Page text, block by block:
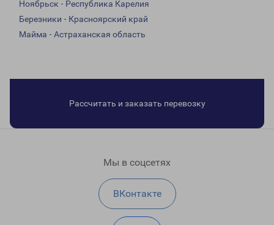
Ноябрьск - Республика Карелия
Березники - Красноярский край
Майма - Астраханская область
Рассчитать и заказать перевозку
Мы в соцсетях
ВКонтакте